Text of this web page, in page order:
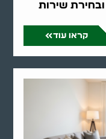
שירות
קראו עוד